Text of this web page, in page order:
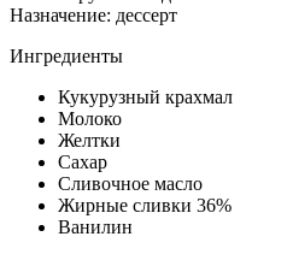
Назначение: дессерт
Ингредиенты
Кукурузный крахмал
Молоко
Желтки
Сахар
Сливочное масло
Жирные сливки 36%
Ванилин